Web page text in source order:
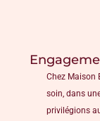
Chez Maison
soin, dans
privilégions